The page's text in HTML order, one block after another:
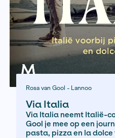
als deze
Boek Projectsubsidie